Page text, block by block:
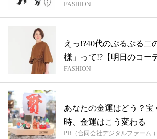
FASHION
えっ!?40代のぷるぷる二
様」って!?【明日のコー
FASHION
あなたの金運はどう？宝
時、金運はこう変わる
PR（合同会社デジタルファーム ）